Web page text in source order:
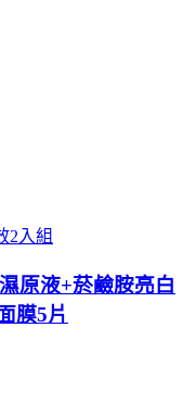
2入組
原液+菸鹼胺亮白
膜5片